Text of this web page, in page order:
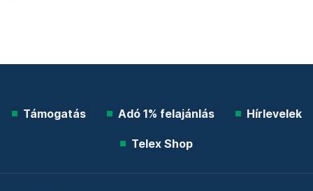
Támogatás Adó 1% felajánlás Hírlevelek
Telex Shop